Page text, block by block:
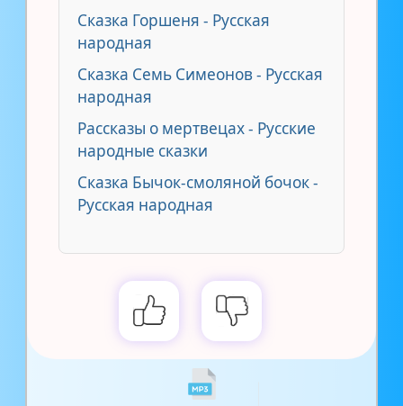
Сказка Горшеня - Русская
народная
Сказка Семь Симеонов - Русская
народная
Рассказы о мертвецах - Русские
народные сказки
Сказка Бычок-смоляной бочок -
Русская народная